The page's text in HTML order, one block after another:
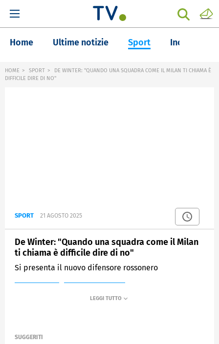
Home Ultime notizie Sport Inchieste
HOME SPORT
DE WINTER: "QUANDO UNA SQUADRA COME IL MILAN TI CHIAMA È
DIFFICILE DIRE DI NO"
SPORT 21 AGOSTO 2025
De Winter: "Quando una squadra come il Milan
ti chiama è difficile dire di no"
Si presenta il nuovo difensore rossonero
SUGGERITI